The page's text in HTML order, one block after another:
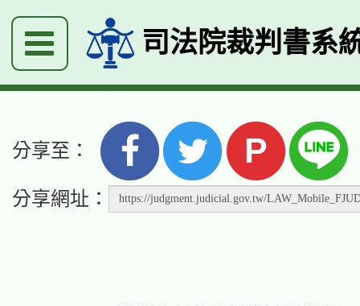
司法院裁判書系
分享至： P
分享網址：